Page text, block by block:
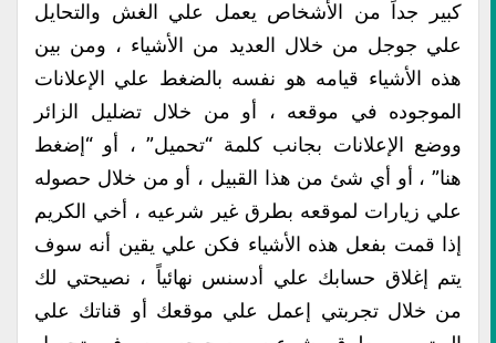
كبير جداً من الأشخاص يعمل علي الغش والتحايل
علي جوجل من خلال العديد من الأشياء ، ومن بين
هذه الأشياء قيامه هو نفسه بالضغط علي الإعلانات
الموجوده في موقعه ، أو من خلال تضليل الزائر
ووضع الإعلانات بجانب كلمة “تحميل” ، أو “إضغط
هنا” ، أو أي شئ من هذا القبيل ، أو من خلال حصوله
علي زيارات لموقعه بطرق غير شرعيه ، أخي الكريم
إذا قمت بفعل هذه الأشياء فكن علي يقين أنه سوف
يتم إغلاق حسابك علي أدسنس نهائياً ، نصيحتي لك
من خلال تجربتي إعمل علي موقعك أو قناتك علي